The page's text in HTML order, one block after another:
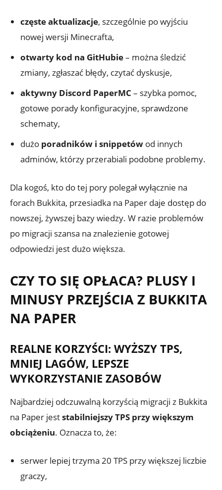
częste aktualizacje, szczególnie po wyjściu
nowej wersji Minecrafta,
otwarty kod na GitHubie– można śledzić
zmiany, zgłaszać błędy, czytać dyskusje,
aktywny Discord PaperMC – szybka pomoc,
gotowe porady konfiguracyjne, sprawdzone
schematy,
dużo poradników i snippetów od innych
adminów, którzy przerabiali podobne problemy.
Dla kogoś, kto do tej pory polegał wyłącznie na
forach Bukkita, przesiadka na Paper daje dostęp do
nowszej, żywszej bazy wiedzy. W razie problemów
po migracji szansa na znalezienie gotowej
odpowiedzi jest dużo większa.
CZY TO SIĘ OPŁACA? PLUSY I
MINUSY PRZEJŚCIA Z BUKKITA
NA PAPER
REALNE KORZYŚCI: WYŻSZY TPS,
MNIEJ LAGÓW, LEPSZE
WYKORZYSTANIE ZASOBÓW
Najbardziej odczuwalną korzyścią migracji z Bukkita
na Paper jeststabilniejszy TPS przy większym
obciążeniu. Oznacza to, że:
serwer lepiej trzyma 20 TPS przy większej liczbie
graczy,